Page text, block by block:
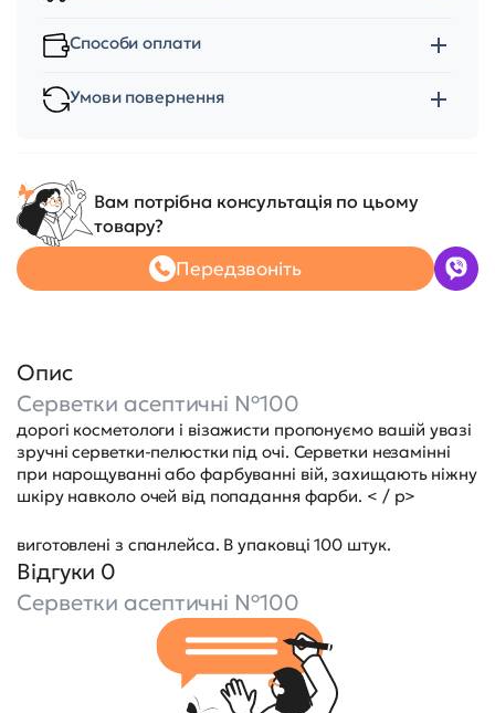
Способи оплати
Умови повернення
Вам потрібна консультація по цьому
товару?
Передзвоніть
Опис
Серветки асептичні №100
дорогі косметологи і візажисти пропонуємо вашій увазі
зручні серветки-пелюстки під очі. Серветки незамінні
при нарощуванні або фарбуванні вій, захищають ніжну
шкіру навколо очей від попадання фарби. < / p>
виготовлені з спанлейса. В упаковці 100 штук.
Відгуки 0
Серветки асептичні №100